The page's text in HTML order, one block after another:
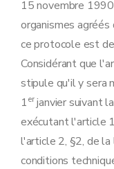
15 novembre
organismes
ce protocole est
Considérant que
stipule qu'il y sera
1erjanvier suivant
exécutant l'article 1
l'article 2, §2, de
conditions